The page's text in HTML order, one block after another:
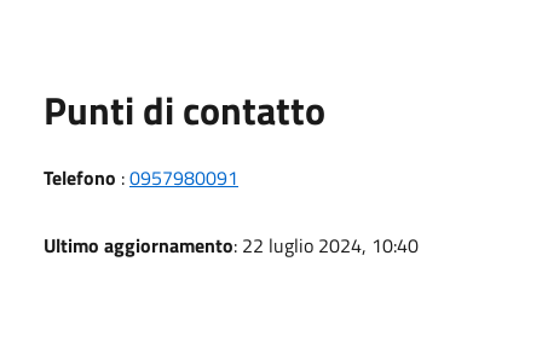
Punti di contatto
Telefono :0957980091
Ultimo aggiornamento: 22 luglio 2024, 10:40